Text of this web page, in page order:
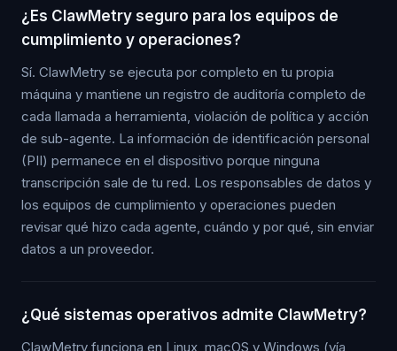
¿Es ClawMetry seguro para los equipos de
cumplimiento y operaciones?
Sí. ClawMetry se ejecuta por completo en tu propia
máquina y mantiene un registro de auditoría completo de
cada llamada a herramienta, violación de política y acción
de sub-agente. La información de identificación personal
(PII) permanece en el dispositivo porque ninguna
transcripción sale de tu red. Los responsables de datos y
los equipos de cumplimiento y operaciones pueden
revisar qué hizo cada agente, cuándo y por qué, sin enviar
datos a un proveedor.
¿Qué sistemas operativos admite ClawMetry?
ClawMetry funciona en Linux, macOS y Windows (vía